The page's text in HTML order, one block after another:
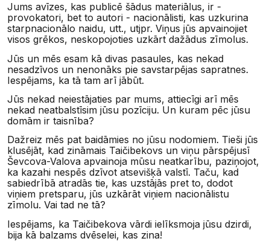
Jums avīzes, kas publicē šādus materiālus, ir -
provokatori, bet to autori - nacionālisti, kas uzkurina
starpnacionālo naidu, utt., utjpr. Viņus jūs apvainojiet
visos grēkos, neskopojoties uzkārt dažādus zīmolus.
Jūs un mēs esam kā divas pasaules, kas nekad
nesadzīvos un nenonāks pie savstarpējas sapratnes.
Iespējams, ka tā tam arī jābūt.
Jūs nekad neiestājaties par mums, attiecīgi arī mēs
nekad neatbalstīsim jūsu pozīciju. Un kuram pēc jūsu
domām ir taisnība?
Dažreiz mēs pat baidāmies no jūsu nodomiem. Tieši jūs
klusējāt, kad zināmais Taičibekovs un viņu pārspējusī
Ševcova-Valova apvainoja mūsu neatkarību, paziņojot,
ka kazahi nespēs dzīvot atsevišķā valstī. Taču, kad
sabiedrībā atradās tie, kas uzstājās pret to, dodot
viņiem pretsparu, jūs uzkārāt viņiem nacionālistu
zīmolu. Vai tad ne tā?
Iespējams, ka Taičibekova vārdi ielīksmoja jūsu dzirdi,
bija kā balzams dvēselei, kas zina!